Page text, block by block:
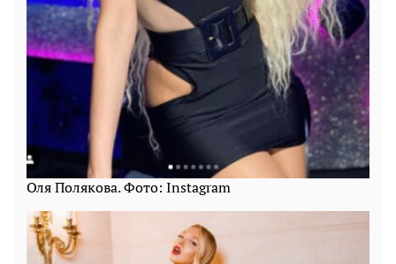
Оля Полякова. Фото: Instagram